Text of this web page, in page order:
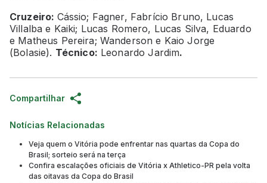
Cruzeiro: Cássio; Fagner, Fabrício Bruno, Lucas
Villalba e Kaiki; Lucas Romero, Lucas Silva, Eduardo
e Matheus Pereira; Wanderson e Kaio Jorge
(Bolasie). Técnico: Leonardo Jardim.
Compartilhar
Notícias Relacionadas
Veja quem o Vitória pode enfrentar nas quartas da Copa do
Brasil; sorteio será na terça
Confira escalações oficiais de Vitória x Athletico-PR pela volta
das oitavas da Copa do Brasil